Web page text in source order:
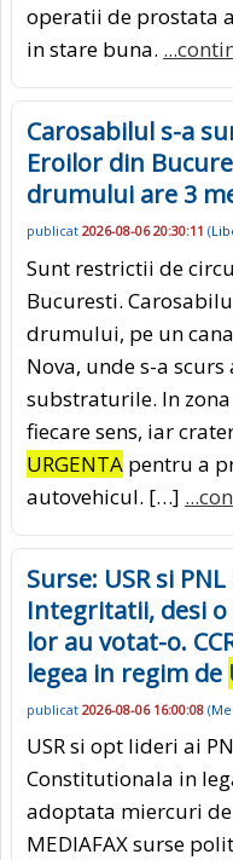
operatii de prostata
in stare buna.
Carosabilul s-a
Eroilor din
drumului are 3
publicat 2026-08-06 20:30:11 (
Sunt restrictii de
Bucuresti.
drumului, pe un
Nova, unde s-a
substraturile. In
fiecare sens, iar
URGENTA pentru a
autovehicul. […]
Surse: USR si
Integritatii, desi
lor au votat-o.
legea in regim de
publicat 2026-08-06 16:00:08 (
USR si opt lideri ai
Constitutionala in
adoptata miercuri
MEDIAFAX surse